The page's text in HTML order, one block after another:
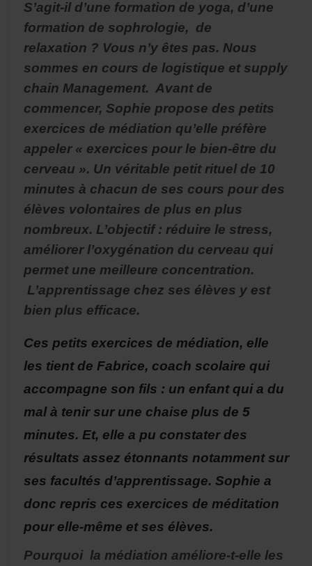
S’agit-il d’une formation de yoga, d’une
formation de sophrologie, de
relaxation ? Vous n’y êtes pas. Nous
sommes en cours de logistique et supply
chain Management. Avant de
commencer, Sophie propose des petits
exercices de médiation qu’elle préfère
appeler « exercices pour le bien-être du
cerveau ». Un véritable petit rituel de 10
minutes à chacun de ses cours pour des
élèves volontaires de plus en plus
nombreux. L’objectif : réduire le stress,
améliorer l’oxygénation du cerveau qui
permet une meilleure concentration.
L’apprentissage chez ses élèves y est
bien plus efficace.
Ces petits exercices de médiation, elle
les tient de Fabrice, coach scolaire qui
accompagne son fils : un enfant qui a du
mal à tenir sur une chaise plus de 5
minutes. Et, elle a pu constater des
résultats assez étonnants notamment sur
ses facultés d’apprentissage. Sophie a
donc repris ces exercices de méditation
pour elle-même et ses élèves.
Pourquoi la médiation améliore-t-elle les